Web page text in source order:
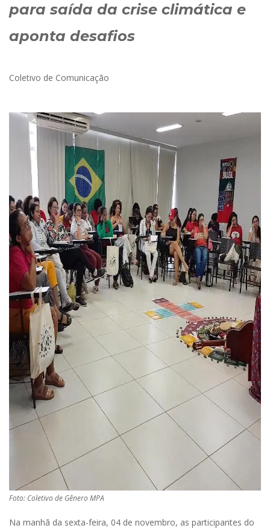
para saída da crise climática e
aponta desafios
Coletivo de Comunicação
Foto: Coletivo de Gênero MPA
Na manhã da sexta-feira, 04 de novembro, as participantes do